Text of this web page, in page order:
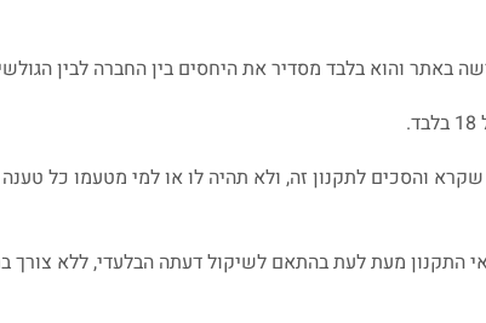
באתר והוא בלבד מסדיר את היחסים בין החברה לבין
והסכים לתקנון זה, ולא תהיה לו או למי מטעמו כל
התקנון מעת לעת בהתאם לשיקול דעתה הבלעדי, ללא צורך